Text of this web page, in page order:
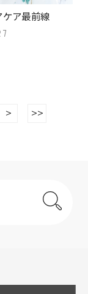
ア最前線
> >>